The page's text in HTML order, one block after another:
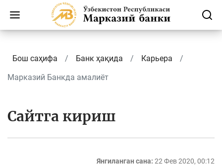
Бош саҳифа Банк ҳақида
Карьера
Марказий Банкда амалиёт
Сайтга кириш
Янгиланган сана: 22 Фев 2020, 00:12